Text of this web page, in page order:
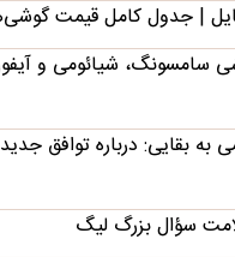
| جدول کامل قیمت
به بقایی: درباره توافق
سؤال بزرگ لیگ